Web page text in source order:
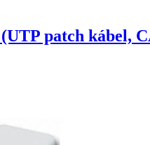
patch kábel,